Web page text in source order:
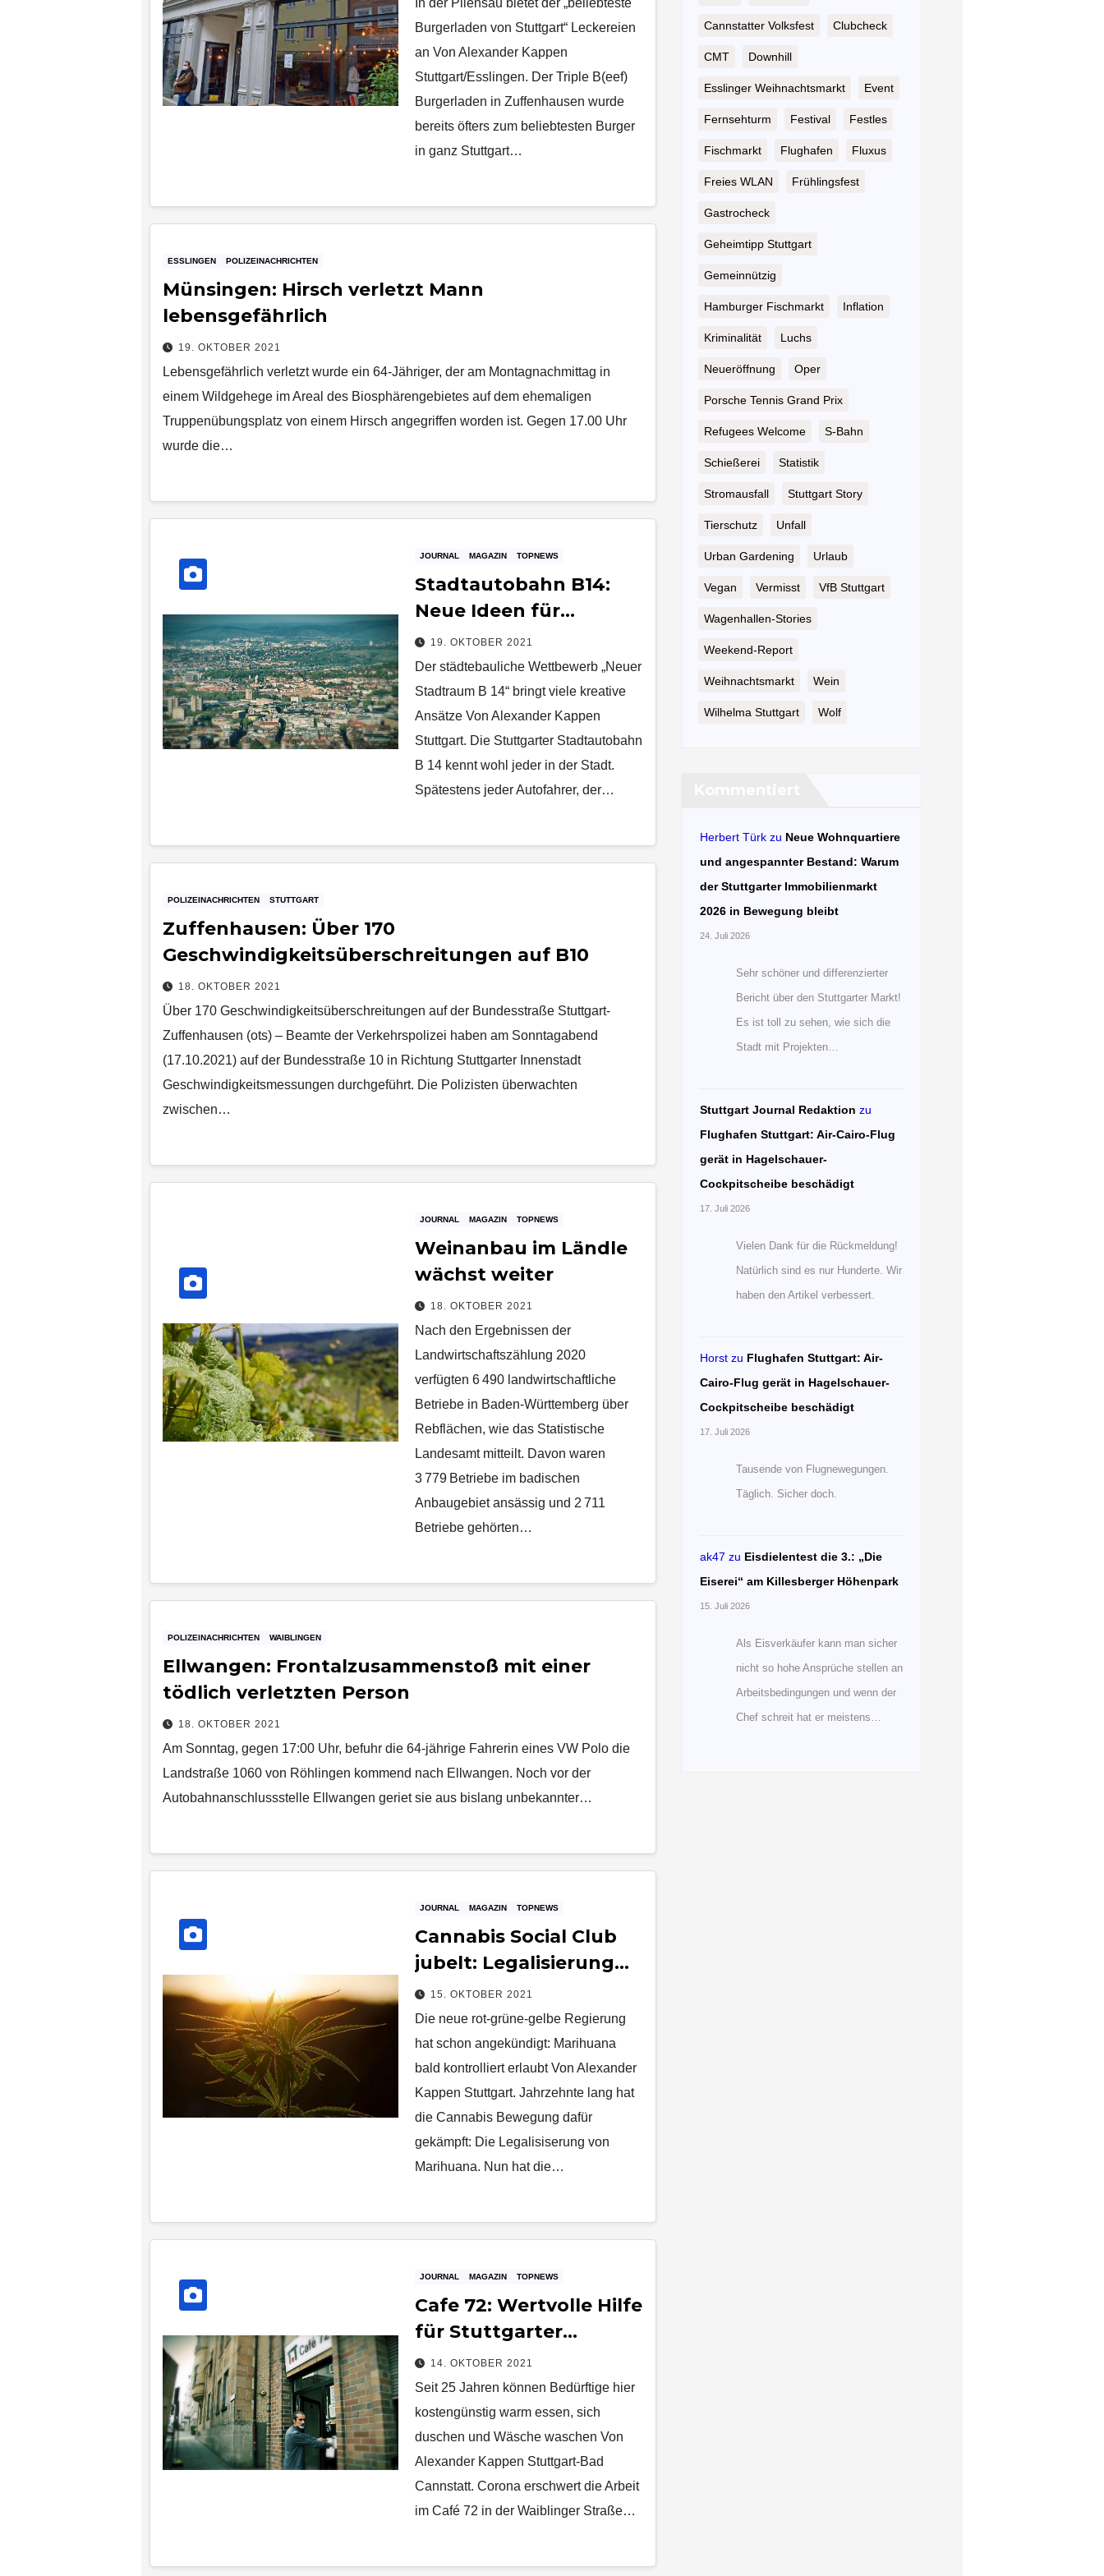
Burgerladen von Stuttgart“ Leckereien
an Von Alexander Kappen
Stuttgart/Esslingen. Der Triple B(eef)
Burgerladen in Zuffenhausen wurde
bereits öfters zum beliebtesten Burger
in ganz Stuttgart…
ESSLINGEN POLIZEINACHRICHTEN
Münsingen: Hirsch verletzt Mann
lebensgefährlich
19. OKTOBER 2021
Lebensgefährlich verletzt wurde ein 64-Jähriger, der am Montagnachmittag in
einem Wildgehege im Areal des Biosphärengebietes auf dem ehemaligen
Truppenübungsplatz von einem Hirsch angegriffen worden ist. Gegen 17.00 Uhr
wurde die…
JOURNAL MAGAZIN TOPNEWS
Stadtautobahn B14:
Neue Ideen für
Verbesserung
19. OKTOBER 2021
Der städtebauliche Wettbewerb „Neuer
Stadtraum B 14“ bringt viele kreative
Ansätze Von Alexander Kappen
Stuttgart. Die Stuttgarter Stadtautobahn
B 14 kennt wohl jeder in der Stadt.
Spätestens jeder Autofahrer, der…
POLIZEINACHRICHTEN STUTTGART
Zuffenhausen: Über 170
Geschwindigkeitsüberschreitungen auf B10
18. OKTOBER 2021
Über 170 Geschwindigkeitsüberschreitungen auf der Bundesstraße Stuttgart-
Zuffenhausen (ots) – Beamte der Verkehrspolizei haben am Sonntagabend
(17.10.2021) auf der Bundesstraße 10 in Richtung Stuttgarter Innenstadt
Geschwindigkeitsmessungen durchgeführt. Die Polizisten überwachten
zwischen…
JOURNAL MAGAZIN TOPNEWS
Weinanbau im Ländle
wächst weiter
18. OKTOBER 2021
Nach den Ergebnissen der
Landwirtschaftszählung 2020
verfügten 6 490 landwirtschaftliche
Betriebe in Baden-Württemberg über
Rebflächen, wie das Statistische
Landesamt mitteilt. Davon waren
3 779 Betriebe im badischen
Anbaugebiet ansässig und 2 711
Betriebe gehörten…
POLIZEINACHRICHTEN WAIBLINGEN
Ellwangen: Frontalzusammenstoß mit einer
tödlich verletzten Person
18. OKTOBER 2021
Am Sonntag, gegen 17:00 Uhr, befuhr die 64-jährige Fahrerin eines VW Polo die
Landstraße 1060 von Röhlingen kommend nach Ellwangen. Noch vor der
Autobahnanschlussstelle Ellwangen geriet sie aus bislang unbekannter…
JOURNAL MAGAZIN TOPNEWS
Cannabis Social Club
jubelt: Legalisierung
steht an
15. OKTOBER 2021
Die neue rot-grüne-gelbe Regierung
hat schon angekündigt: Marihuana
bald kontrolliert erlaubt Von Alexander
Kappen Stuttgart. Jahrzehnte lang hat
die Cannabis Bewegung dafür
gekämpft: Die Legalisiserung von
Marihuana. Nun hat die…
JOURNAL MAGAZIN TOPNEWS
Cafe 72: Wertvolle Hilfe
für Stuttgarter
Obdachlose
14. OKTOBER 2021
Seit 25 Jahren können Bedürftige hier
kostengünstig warm essen, sich
duschen und Wäsche waschen Von
Alexander Kappen Stuttgart-Bad
Cannstatt. Corona erschwert die Arbeit
im Café 72 in der Waiblinger Straße…
Cannstatter Volksfest Clubcheck
CMT Downhill
Esslinger Weihnachtsmarkt Event
Fernsehturm Festival Festles
Fischmarkt Flughafen Fluxus
Freies WLAN Frühlingsfest
Gastrocheck
Geheimtipp Stuttgart
Gemeinnützig
Hamburger Fischmarkt Inflation
Kriminalität Luchs
Neueröffnung Oper
Porsche Tennis Grand Prix
Refugees Welcome S-Bahn
Schießerei Statistik
Stromausfall Stuttgart Story
Tierschutz Unfall
Urban Gardening Urlaub
Vegan Vermisst VfB Stuttgart
Wagenhallen-Stories
Weekend-Report
Weihnachtsmarkt Wein
Wilhelma Stuttgart Wolf
Herbert Türkzu Neue Wohnquartiere
und angespannter Bestand: Warum
der Stuttgarter Immobilienmarkt
2026 in Bewegung bleibt
24. Juli 2026
Sehr schöner und differenzierter
Bericht über den Stuttgarter Markt!
Es ist toll zu sehen, wie sich die
Stadt mit Projekten…
Stuttgart Journal Redaktion zu
Flughafen Stuttgart: Air-Cairo-Flug
gerät in Hagelschauer-
Cockpitscheibe beschädigt
17. Juli 2026
Vielen Dank für die Rückmeldung!
Natürlich sind es nur Hunderte. Wir
haben den Artikel verbessert.
Horstzu Flughafen Stuttgart: Air-
Cairo-Flug gerät in Hagelschauer-
Cockpitscheibe beschädigt
17. Juli 2026
Tausende von Flugnewegungen.
Täglich. Sicher doch.
ak47 zu Eisdielentest die 3.: „Die
Eiserei“ am Killesberger Höhenpark
15. Juli 2026
Als Eisverkäufer kann man sicher
nicht so hohe Ansprüche stellen an
Arbeitsbedingungen und wenn der
Chef schreit hat er meistens…